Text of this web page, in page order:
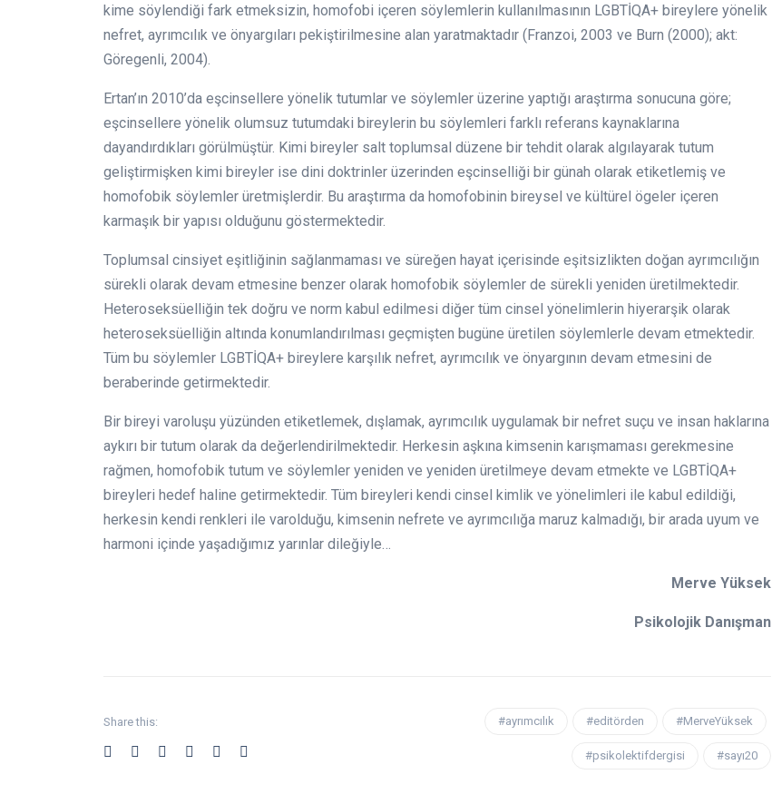
kime söylendiği fark etmeksizin, homofobi içeren söylemlerin kullanılmasının LGBTİQA+ bireylere yönelik
nefret, ayrımcılık ve önyargıları pekiştirilmesine alan yaratmaktadır (Franzoi, 2003 ve Burn (2000); akt:
Göregenli, 2004).
Ertan’ın 2010’da eşcinsellere yönelik tutumlar ve söylemler üzerine yaptığı araştırma sonucuna göre;
eşcinsellere yönelik olumsuz tutumdaki bireylerin bu söylemleri farklı referans kaynaklarına
dayandırdıkları görülmüştür. Kimi bireyler salt toplumsal düzene bir tehdit olarak algılayarak tutum
geliştirmişken kimi bireyler ise dini doktrinler üzerinden eşcinselliği bir günah olarak etiketlemiş ve
homofobik söylemler üretmişlerdir. Bu araştırma da homofobinin bireysel ve kültürel ögeler içeren
karmaşık bir yapısı olduğunu göstermektedir.
Toplumsal cinsiyet eşitliğinin sağlanmaması ve süreğen hayat içerisinde eşitsizlikten doğan ayrımcılığın
sürekli olarak devam etmesine benzer olarak homofobik söylemler de sürekli yeniden üretilmektedir.
Heteroseksüelliğin tek doğru ve norm kabul edilmesi diğer tüm cinsel yönelimlerin hiyerarşik olarak
heteroseksüelliğin altında konumlandırılması geçmişten bugüne üretilen söylemlerle devam etmektedir.
Tüm bu söylemler LGBTİQA+ bireylere karşılık nefret, ayrımcılık ve önyargının devam etmesini de
beraberinde getirmektedir.
Bir bireyi varoluşu yüzünden etiketlemek, dışlamak, ayrımcılık uygulamak bir nefret suçu ve insan haklarına
aykırı bir tutum olarak da değerlendirilmektedir. Herkesin aşkına kimsenin karışmaması gerekmesine
rağmen, homofobik tutum ve söylemler yeniden ve yeniden üretilmeye devam etmekte ve LGBTİQA+
bireyleri hedef haline getirmektedir. Tüm bireyleri kendi cinsel kimlik ve yönelimleri ile kabul edildiği,
herkesin kendi renkleri ile varolduğu, kimsenin nefrete ve ayrımcılığa maruz kalmadığı, bir arada uyum ve
harmoni içinde yaşadığımız yarınlar dileğiyle…
Merve Yüksek
Psikolojik Danışman
Share this: #ayrımcılık #editörden #MerveYüksek
#psikolektifdergisi #sayı20